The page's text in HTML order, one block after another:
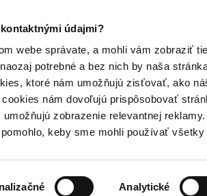
údajmi?
webe správate, a mohli vám zobraziť
potrebné a bez nich by naša
ktoré nám umožňujú zisťovať, ako
nám dovoľujú prispôsobovať
zobrazenie relevantnej
keby sme mohli používať
Analytické